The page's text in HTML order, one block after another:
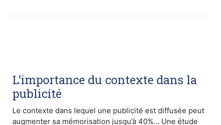
L’importance du contexte dans la
publicité
Le contexte dans lequel une publicité est diffusée peut
augmenter sa mémorisation jusqu’à 40%… Une étude